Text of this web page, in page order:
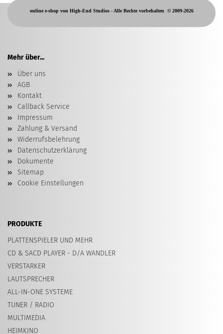
online e-shop von High-End Studios -Alle Rechte vorbehalten © 2009-2026
Mehr über...
Über uns
AGB
Kontakt
Callback Service
Impressum
Zahlung & Versand
Widerrufsbelehrung
Datenschutzerklärung
Dokumente
Sitemap
Cookie Einstellungen
PRODUKTE
PLATTENSPIELER UND MEHR
CD & SACD PLAYER - D/A WANDLER
VERSTARKER
LAUTSPRECHER
ALL-IN-ONE SYSTEME
TUNER / RADIO
MULTIMEDIA
HEIMKINO